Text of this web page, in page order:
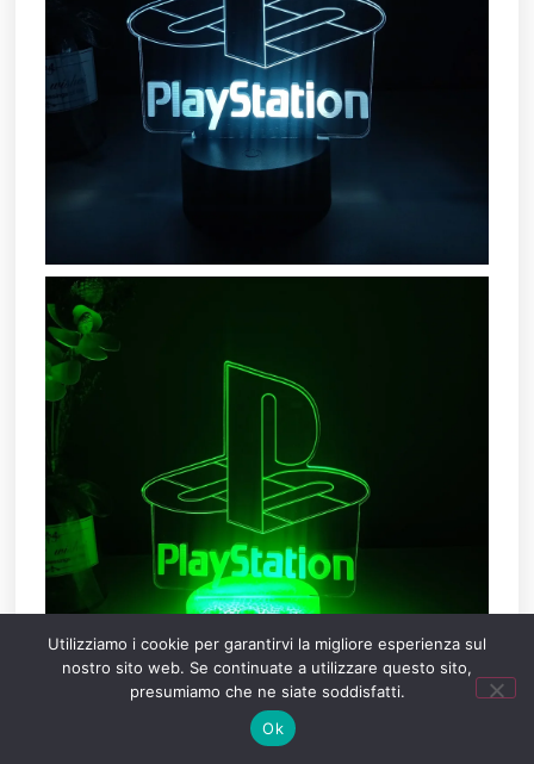
Utilizziamo i cookie per garantirvi la migliore esperienza sul
nostro sito web. Se continuate a utilizzare questo sito,
presumiamo che ne siate soddisfatti.
Ok